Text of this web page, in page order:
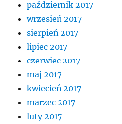
październik 2017
wrzesień 2017
sierpień 2017
lipiec 2017
czerwiec 2017
maj 2017
kwiecień 2017
marzec 2017
luty 2017